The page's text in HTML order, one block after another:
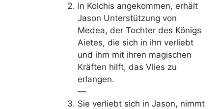
In Kolchis angekommen, erhält
Jason Unterstützung von
Medea, der Tochter des Königs
Aietes, die sich in ihn verliebt
und ihm mit ihren magischen
Kräften hilft, das Vlies zu
erlangen.
—
Sie verliebt sich in Jason, nimmt